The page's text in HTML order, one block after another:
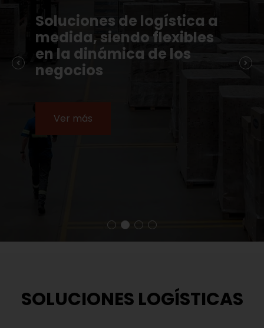
Soluciones de logística a
medida, siendo flexibles
en la dinámica de los
negocios
Ver más
SOLUCIONES LOGÍSTICAS